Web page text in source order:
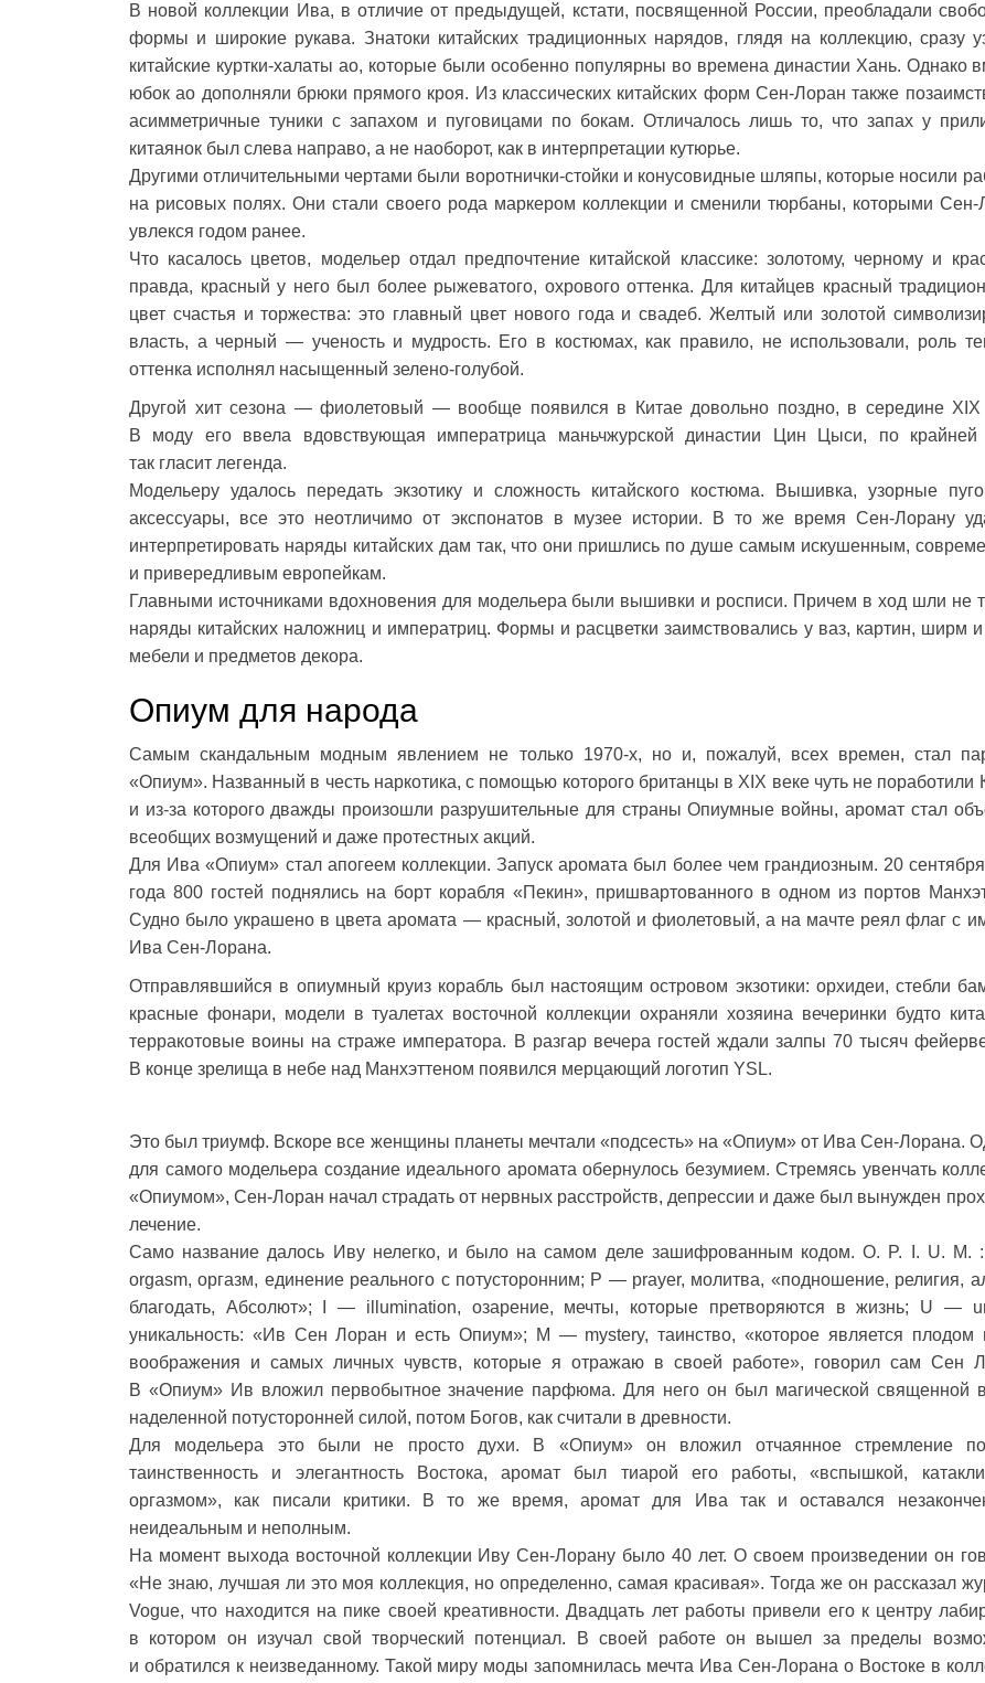
В новой коллекции Ива, в отличие от предыдущей, кстати, посвященной России, преобладали
формы и широкие рукава. Знатоки китайских традиционных нарядов, глядя на коллекцию, сразу
китайские куртки-халаты ао, которые были особенно популярны во времена династии Хань. Однако
юбок ао дополняли брюки прямого кроя. Из классических китайских форм Сен-Лоран также
асимметричные туники с запахом и пуговицами по бокам. Отличалось лишь то, что запах у
китаянок был слева направо, а не наоборот, как в интерпретации кутюрье.
Другими отличительными чертами были воротнички-стойки и конусовидные шляпы, которые носили
на рисовых полях. Они стали своего рода маркером коллекции и сменили тюрбаны, которыми Сен-
увлекся годом ранее.
Что касалось цветов, модельер отдал предпочтение китайской классике: золотому, черному и
правда, красный у него был более рыжеватого, охрового оттенка. Для китайцев красный
цвет счастья и торжества: это главный цвет нового года и свадеб. Желтый или золотой
власть, а черный — ученость и мудрость. Его в костюмах, как правило, не использовали, роль
оттенка исполнял насыщенный зелено-голубой.
Другой хит сезона — фиолетовый — вообще появился в Китае довольно поздно, в середине XIX
В моду его ввела вдовствующая императрица маньчжурской династии Цин Цыси, по
так гласит легенда.
Модельеру удалось передать экзотику и сложность китайского костюма. Вышивка, узорные
аксессуары, все это неотличимо от экспонатов в музее истории. В то же время Сен-Лорану
интерпретировать наряды китайских дам так, что они пришлись по душе самым искушенным,
и привередливым европейкам.
Главными источниками вдохновения для модельера были вышивки и росписи. Причем в ход шли не
наряды китайских наложниц и императриц. Формы и расцветки заимствовались у ваз, картин, ширм
мебели и предметов декора.
Опиум для народа
Самым скандальным модным явлением не только 1970-х, но и, пожалуй, всех времен, стал
«Опиум». Названный в честь наркотика, с помощью которого британцы в XIX веке чуть не поработили
и из-за которого дважды произошли разрушительные для страны Опиумные войны, аромат стал
всеобщих возмущений и даже протестных акций.
Для Ива «Опиум» стал апогеем коллекции. Запуск аромата был более чем грандиозным. 20
года 800 гостей поднялись на борт корабля «Пекин», пришвартованного в одном из портов
Судно было украшено в цвета аромата — красный, золотой и фиолетовый, а на мачте реял флаг с
Ива Сен-Лорана.
Отправлявшийся в опиумный круиз корабль был настоящим островом экзотики: орхидеи, стебли
красные фонари, модели в туалетах восточной коллекции охраняли хозяина вечеринки будто
терракотовые воины на страже императора. В разгар вечера гостей ждали залпы 70 тысяч
В конце зрелища в небе над Манхэттеном появился мерцающий логотип YSL.
Это был триумф. Вскоре все женщины планеты мечтали «подсесть» на «Опиум» от Ива Сен-Лорана.
для самого модельера создание идеального аромата обернулось безумием. Стремясь увенчать
«Опиумом», Сен-Лоран начал страдать от нервных расстройств, депрессии и даже был вынужден
лечение.
Само название далось Иву нелегко, и было на самом деле зашифрованным кодом. O. P. I. U.
orgasm, оргазм, единение реального с потусторонним; Р — prayer, молитва, «подношение, религия,
благодать, Абсолют»; I — illumination, озарение, мечты, которые претворяются в жизнь; U —
уникальность: «Ив Сен Лоран и есть Опиум»; M — mystery, таинство, «которое является плодом
воображения и самых личных чувств, которые я отражаю в своей работе», говорил сам Сен
В «Опиум» Ив вложил первобытное значение парфюма. Для него он был магической священной
наделенной потусторонней силой, потом Богов, как считали в древности.
Для модельера это были не просто духи. В «Опиум» он вложил отчаянное стремление
таинственность и элегантность Востока, аромат был тиарой его работы, «вспышкой,
оргазмом», как писали критики. В то же время, аромат для Ива так и оставался
неидеальным и неполным.
На момент выхода восточной коллекции Иву Сен-Лорану было 40 лет. О своем произведении он
«Не знаю, лучшая ли это моя коллекция, но определенно, самая красивая». Тогда же он рассказал
Vogue, что находится на пике своей креативности. Двадцать лет работы привели его к центру
в котором он изучал свой творческий потенциал. В своей работе он вышел за пределы
и обратился к неизведанному. Такой миру моды запомнилась мечта Ива Сен-Лорана о Востоке в